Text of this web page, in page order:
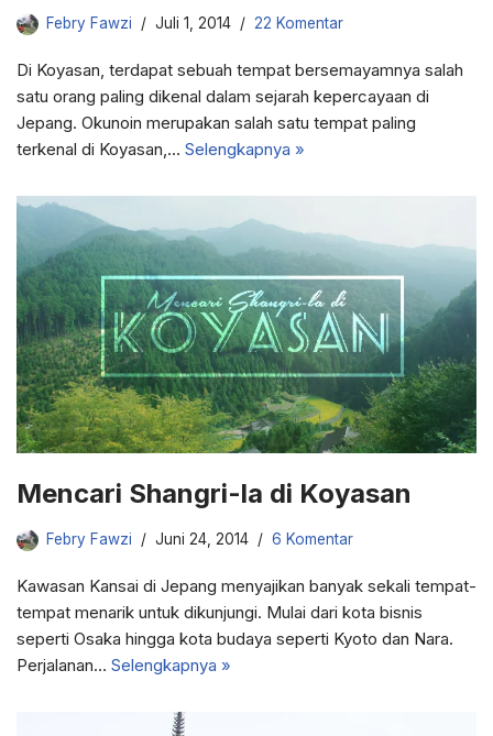
Febry Fawzi Juli 1, 2014 22 Komentar
Di Koyasan, terdapat sebuah tempat bersemayamnya salah
satu orang paling dikenal dalam sejarah kepercayaan di
Jepang. Okunoin merupakan salah satu tempat paling
terkenal di Koyasan,… Selengkapnya »
Mencari Shangri-la di Koyasan
Febry Fawzi Juni 24, 2014 6 Komentar
Kawasan Kansai di Jepang menyajikan banyak sekali tempat-
tempat menarik untuk dikunjungi. Mulai dari kota bisnis
seperti Osaka hingga kota budaya seperti Kyoto dan Nara.
Perjalanan… Selengkapnya »